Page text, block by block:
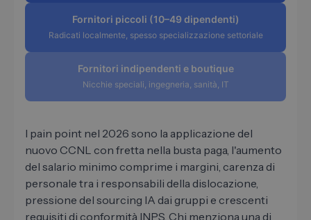
Fornitori piccoli (10–49 dipendenti)
Radicati localmente, spesso specializzazione settoriale
Fornitori indipendenti e boutique
Nicchie speciali, ingegneria, sanità, IT
I pain point nel 2026 sono la applicazione del
nuovo CCNL con fretta nella busta paga, l'aumento
del salario minimo comprime i margini, carenza di
personale tra i responsabili della dislocazione,
pressione del sourcing IA dai gruppi e crescenti
requisiti di conformità INPS. Chi menziona una di